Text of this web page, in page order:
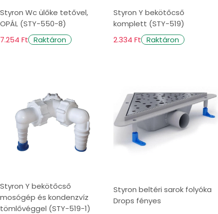
Styron Wc ülőke tetővel,
OPÁL (STY-550-8)
7.254 Ft Raktáron
Styron Y bekötőcső
komplett (STY-519)
2.334 Ft Raktáron
Styron Y bekötőcső
mosógép és kondenzvíz
tömlővéggel (STY-519-1)
Styron beltéri sarok folyóka
Drops fényes